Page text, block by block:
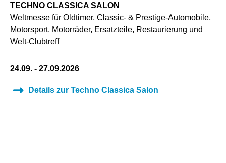
TECHNO CLASSICA SALON
Weltmesse für Oldtimer, Classic- & Prestige-Automobile,
Motorsport, Motorräder, Ersatzteile, Restaurierung und
Welt-Clubtreff
24.09. - 27.09.2026
Details zur Techno Classica Salon